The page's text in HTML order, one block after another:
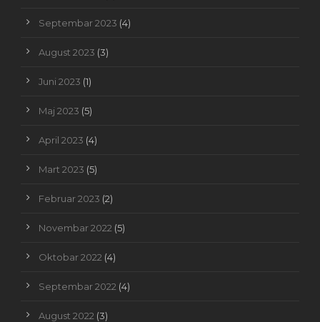
Septembar 2023 (4)
August 2023 (3)
Juni 2023 (1)
Maj 2023 (5)
April 2023 (4)
Mart 2023 (5)
Februar 2023 (2)
Novembar 2022 (5)
Oktobar 2022 (4)
Septembar 2022 (4)
August 2022 (3)